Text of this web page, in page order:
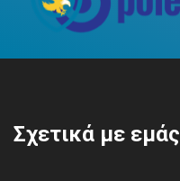
Σχετικά με εμάς